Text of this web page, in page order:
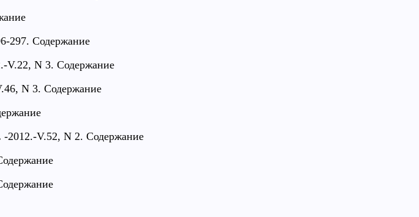
297. Содержание
V.22, N 3. Содержание
N 3. Содержание
-2012.-V.52, N 2. Содержание